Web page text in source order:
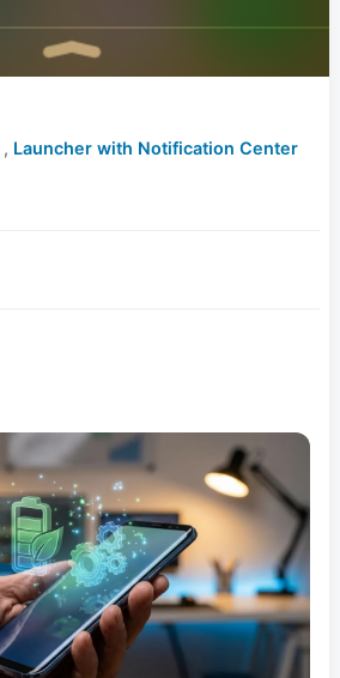
, Launcher with Notification Center